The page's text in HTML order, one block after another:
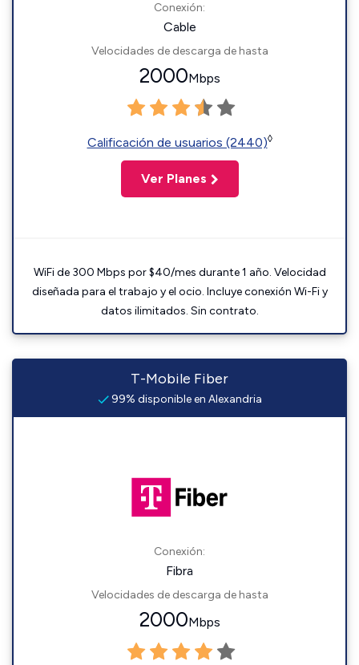
Conexión:
Cable
Velocidades de descarga de hasta
2000Mbps
Calificación de usuarios (2440)◊
Ver Planes
WiFi de 300 Mbps por $40/mes durante 1 año. Velocidad
diseñada para el trabajo y el ocio. Incluye conexión Wi-Fi y
datos ilimitados. Sin contrato.
T-Mobile Fiber
99% disponible en Alexandria
Conexión:
Fibra
Velocidades de descarga de hasta
2000Mbps